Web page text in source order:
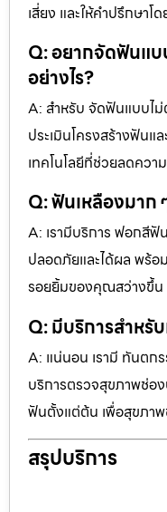
เสี่ยง และให้คำปรึกษา
Q: อยากจัดฟันแ
อย่างไร?
A: สำหรับ จัดฟันแบบไ
ประเมินโครงสร้างฟันแ
เทคโนโลยีที่ช่วยลดควา
Q: ฟันเหลืองมาก
A: เรามีบริการ ฟอกสีฟั
ปลอดภัยและได้ผล พร้อ
รอยยิ้มของคุณสว่างขึ้น
Q: มีบริการสำหรั
A: แน่นอน เรามี ทันตก
บริการตรวจสุขภาพช่อ
ฟันตั้งแต่ต้น เพื่อสุขภาพ
สรุปบริการ